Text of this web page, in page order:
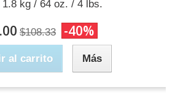
1.8 kg / 64 oz. / 4 lbs.
$108.33 -40%
al carrito Más